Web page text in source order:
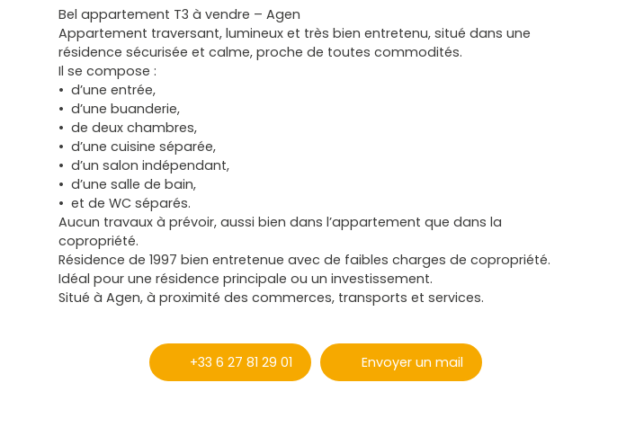
Bel appartement T3 à vendre – Agen
Appartement traversant, lumineux et très bien entretenu, situé dans une
résidence sécurisée et calme, proche de toutes commodités.
Il se compose :
d’une entrée,
d’une buanderie,
de deux chambres,
d’une cuisine séparée,
d’un salon indépendant,
d’une salle de bain,
et de WC séparés.
Aucun travaux à prévoir, aussi bien dans l’appartement que dans la
copropriété.
Résidence de 1997 bien entretenue avec de faibles charges de copropriété.
Idéal pour une résidence principale ou un investissement.
Situé à Agen, à proximité des commerces, transports et services.
+33 6 27 81 29 01 Envoyer un mail